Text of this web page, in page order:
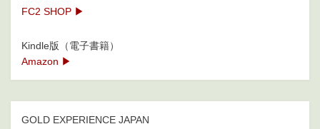
FC2 SHOP ▶
Kindle版（電子書籍）
Amazon ▶
GOLD EXPERIENCE JAPAN